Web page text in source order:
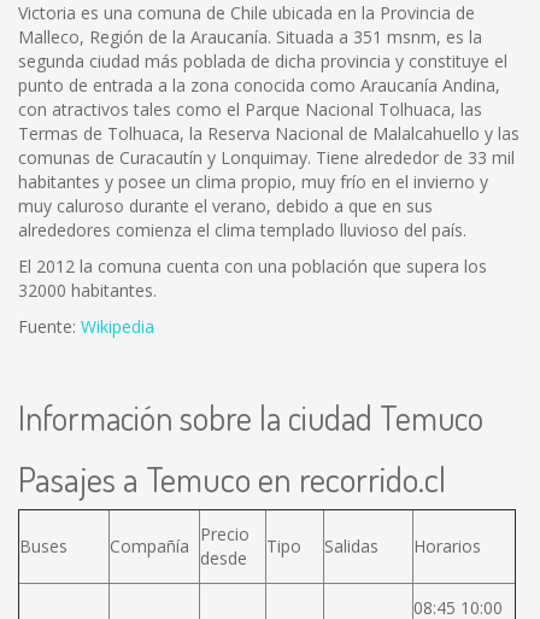
Victoria es una comuna de Chile ubicada en la Provincia de
Malleco, Región de la Araucanía. Situada a 351 msnm, es la
segunda ciudad más poblada de dicha provincia y constituye el
punto de entrada a la zona conocida como Araucanía Andina,
con atractivos tales como el Parque Nacional Tolhuaca, las
Termas de Tolhuaca, la Reserva Nacional de Malalcahuello y las
comunas de Curacautín y Lonquimay. Tiene alrededor de 33 mil
habitantes y posee un clima propio, muy frío en el invierno y
muy caluroso durante el verano, debido a que en sus
alrededores comienza el clima templado lluvioso del país.
El 2012 la comuna cuenta con una población que supera los
32000 habitantes.
Fuente: Wikipedia
Información sobre la ciudad Temuco
Pasajes a Temuco en recorrido.cl
Buses Compañía
Precio
desde
Tipo Salidas Horarios
08:45 10:00